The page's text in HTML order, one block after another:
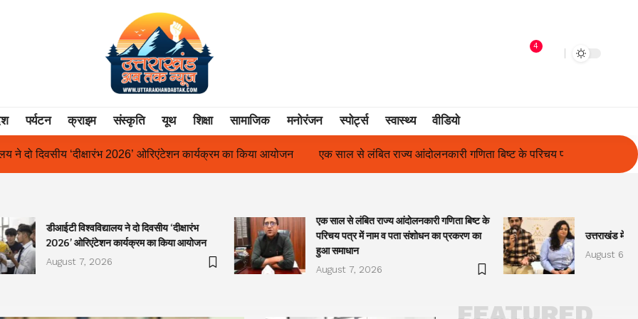
4
पर्यटन क्राइम संस्कृति यूथ शिक्षा सामाजिक मनोरंजन स्पोर्ट्स स्वास्थ्य वीडियो
कार्यक्रम का किया आयोजन एक साल से लंबित राज्य आंदोलनकारी गणिता बिष्ट के परिचय पत्र में नाम व पता संशोधन का प्रकरण का हुआ समाधान
डीआईटी विश्वविद्यालय ने दो दिवसीय ‘दीक्षारंभ
2026’ ओरिएंटेशन कार्यक्रम का किया आयोजन
August 7, 2026
एक साल से लंबित राज्य आंदोलनकारी गणिता बिष्ट के
परिचय पत्र में नाम व पता संशोधन का प्रकरण का
हुआ समाधान
August 7, 2026
उत्तराखंड में
August 6,